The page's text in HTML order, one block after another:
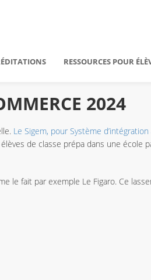
RESSOURCES POUR
2024
Le Sigem, pour Système
de classe prépa dans une école
le fait par exemple Le Figaro. Ce